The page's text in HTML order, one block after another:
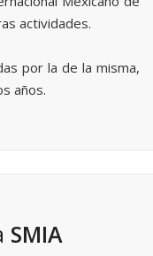
actividades.
por la de la misma,
años.
SMIA